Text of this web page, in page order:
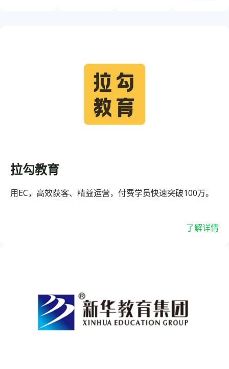
拉勾教育
用EC，高效获客、精益运营，付费学员快速突破100万。
了解详情